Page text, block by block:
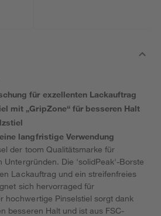
für exzellenten Lackauftrag
mit „GripZone“ für besseren Halt
langfristige Verwendung
der toom Qualitätsmarke für
Untergründen. Die 'solidPeak'-Borste
Lackauftrag und ein streifenfreies
sich hervorraged für
hochwertige Pinselstiel sorgt dank
besseren Halt und ist aus FSC-